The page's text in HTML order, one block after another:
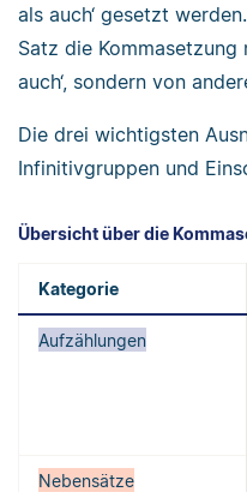
als auch‘ gesetzt
Satz die Kommasetzung
auch‘, sondern von
Die drei wichtigsten
Infinitivgruppen und
Übersicht über die
Kategorie
Aufzählungen
Nebensätze